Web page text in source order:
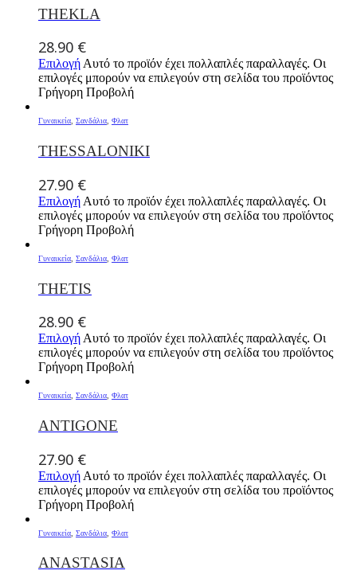
THEKLA
28.90 €
Επιλογή Αυτό το προϊόν έχει πολλαπλές παραλλαγές. Οι
επιλογές μπορούν να επιλεγούν στη σελίδα του προϊόντος
Γρήγορη Προβολή
Γυναικεία, Σανδάλια, Φλατ
THESSALONIKI
27.90 €
Επιλογή Αυτό το προϊόν έχει πολλαπλές παραλλαγές. Οι
επιλογές μπορούν να επιλεγούν στη σελίδα του προϊόντος
Γρήγορη Προβολή
Γυναικεία Σανδάλια Φλατ
THETIS
28.90 €
Επιλογή Αυτό το προϊόν έχει πολλαπλές παραλλαγές. Οι
επιλογές μπορούν να επιλεγούν στη σελίδα του προϊόντος
Γρήγορη Προβολή
Γυναικεία, Σανδάλια, Φλατ
ANTIGONE
27.90 €
Επιλογή Αυτό το προϊόν έχει πολλαπλές παραλλαγές. Οι
επιλογές μπορούν να επιλεγούν στη σελίδα του προϊόντος
Γρήγορη Προβολή
Γυναικεία Σανδάλια Φλατ
ANASTASIA